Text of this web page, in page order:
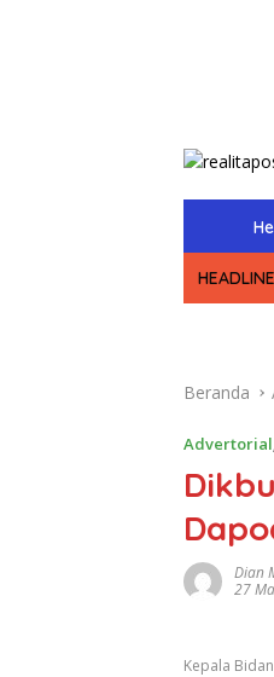
m
e
HEADLINE
Beranda
Advertorial
Dian
27
Kepala